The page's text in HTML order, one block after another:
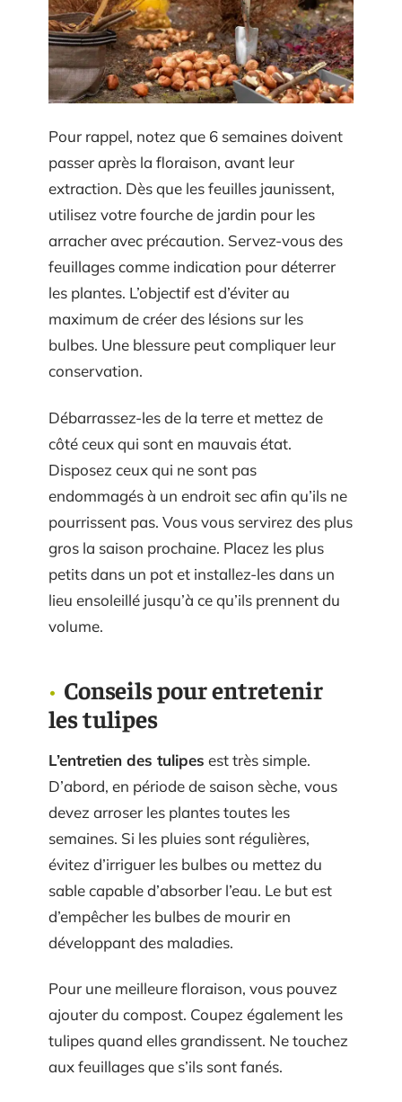
Pour rappel, notez que 6 semaines doivent
passer après la floraison, avant leur
extraction. Dès que les feuilles jaunissent,
utilisez votre fourche de jardin pour les
arracher avec précaution. Servez-vous des
feuillages comme indication pour déterrer
les plantes. L’objectif est d’éviter au
maximum de créer des lésions sur les
bulbes. Une blessure peut compliquer leur
conservation.
Débarrassez-les de la terre et mettez de
côté ceux qui sont en mauvais état.
Disposez ceux qui ne sont pas
endommagés à un endroit sec afin qu’ils ne
pourrissent pas. Vous vous servirez des plus
gros la saison prochaine. Placez les plus
petits dans un pot et installez-les dans un
lieu ensoleillé jusqu’à ce qu’ils prennent du
volume.
Conseils pour entretenir
les tulipes
L’entretien des tulipes est très simple.
D’abord, en période de saison sèche, vous
devez arroser les plantes toutes les
semaines. Si les pluies sont régulières,
évitez d’irriguer les bulbes ou mettez du
sable capable d’absorber l’eau. Le but est
d’empêcher les bulbes de mourir en
développant des maladies.
Pour une meilleure floraison, vous pouvez
ajouter du compost. Coupez également les
tulipes quand elles grandissent. Ne touchez
aux feuillages que s’ils sont fanés.